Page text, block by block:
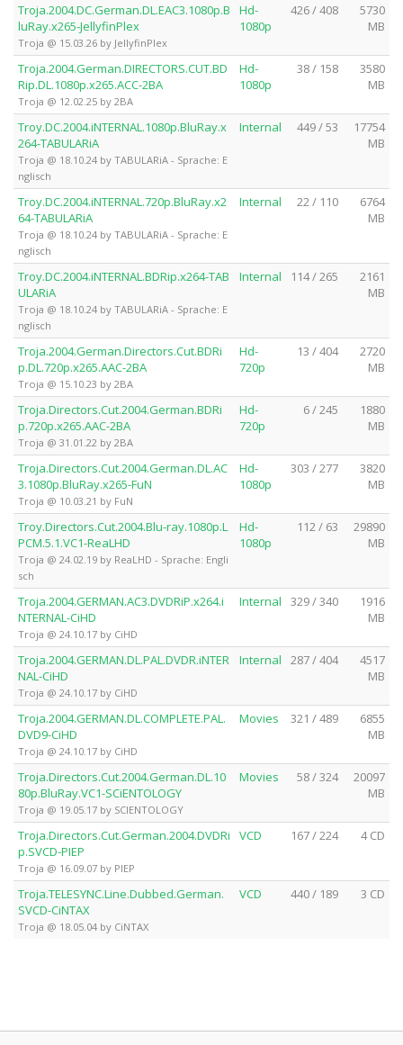
Troja.2004.DC.German.DL.EAC3.1080p.B
luRay.x265-JellyfinPlex
Troja @ 15.03.26 by JellyfinPlex
Hd-
1080p
426 / 408
5730
MB
Troja.2004.German.DIRECTORS.CUT.BD
Rip.DL.1080p.x265.ACC-2BA
Troja @ 12.02.25 by 2BA
Hd-
1080p
38 / 158
3580
MB
Troy.DC.2004.iNTERNAL.1080p.BluRay.x
264-TABULARiA
Troja @ 18.10.24 by TABULARiA - Sprache: E
nglisch
Internal 449 / 53
17754
MB
Troy.DC.2004.iNTERNAL.720p.BluRay.x2
64-TABULARiA
Troja @ 18.10.24 by TABULARiA - Sprache: E
nglisch
Internal 22 / 110
6764
MB
Troy.DC.2004.iNTERNAL.BDRip.x264-TAB
ULARiA
Troja @ 18.10.24 by TABULARiA - Sprache: E
nglisch
Internal 114 / 265
2161
MB
Troja.2004.German.Directors.Cut.BDRi
p.DL.720p.x265.AAC-2BA
Troja @ 15.10.23 by 2BA
Hd-
720p
13 / 404
2720
MB
Troja.Directors.Cut.2004.German.BDRi
p.720p.x265.AAC-2BA
Troja @ 31.01.22 by 2BA
Hd-
720p
6 / 245
1880
MB
Troja.Directors.Cut.2004.German.DL.AC
3.1080p.BluRay.x265-FuN
Troja @ 10.03.21 by FuN
Hd-
1080p
303 / 277
3820
MB
Troy.Directors.Cut.2004.Blu-ray.1080p.L
PCM.5.1.VC1-ReaLHD
Troja @ 24.02.19 by ReaLHD - Sprache: Engli
sch
Hd-
1080p
112 / 63
29890
MB
Troja.2004.GERMAN.AC3.DVDRiP.x264.i
NTERNAL-CiHD
Troja @ 24.10.17 by CiHD
Internal 329 / 340
1916
MB
Troja.2004.GERMAN.DL.PAL.DVDR.iNTER
NAL-CiHD
Troja @ 24.10.17 by CiHD
Internal 287 / 404
4517
MB
Troja.2004.GERMAN.DL.COMPLETE.PAL.
DVD9-CiHD
Troja @ 24.10.17 by CiHD
Movies 321 / 489
6855
MB
Troja.Directors.Cut.2004.German.DL.10
80p.BluRay.VC1-SCiENTOLOGY
Troja @ 19.05.17 by SCIENTOLOGY
Movies 58 / 324
20097
MB
Troja.Directors.Cut.German.2004.DVDRi
p.SVCD-PIEP
Troja @ 16.09.07 by PIEP
VCD 167 / 224 4 CD
Troja.TELESYNC.Line.Dubbed.German.
SVCD-CiNTAX
Troja @ 18.05.04 by CiNTAX
VCD 440 / 189 3 CD